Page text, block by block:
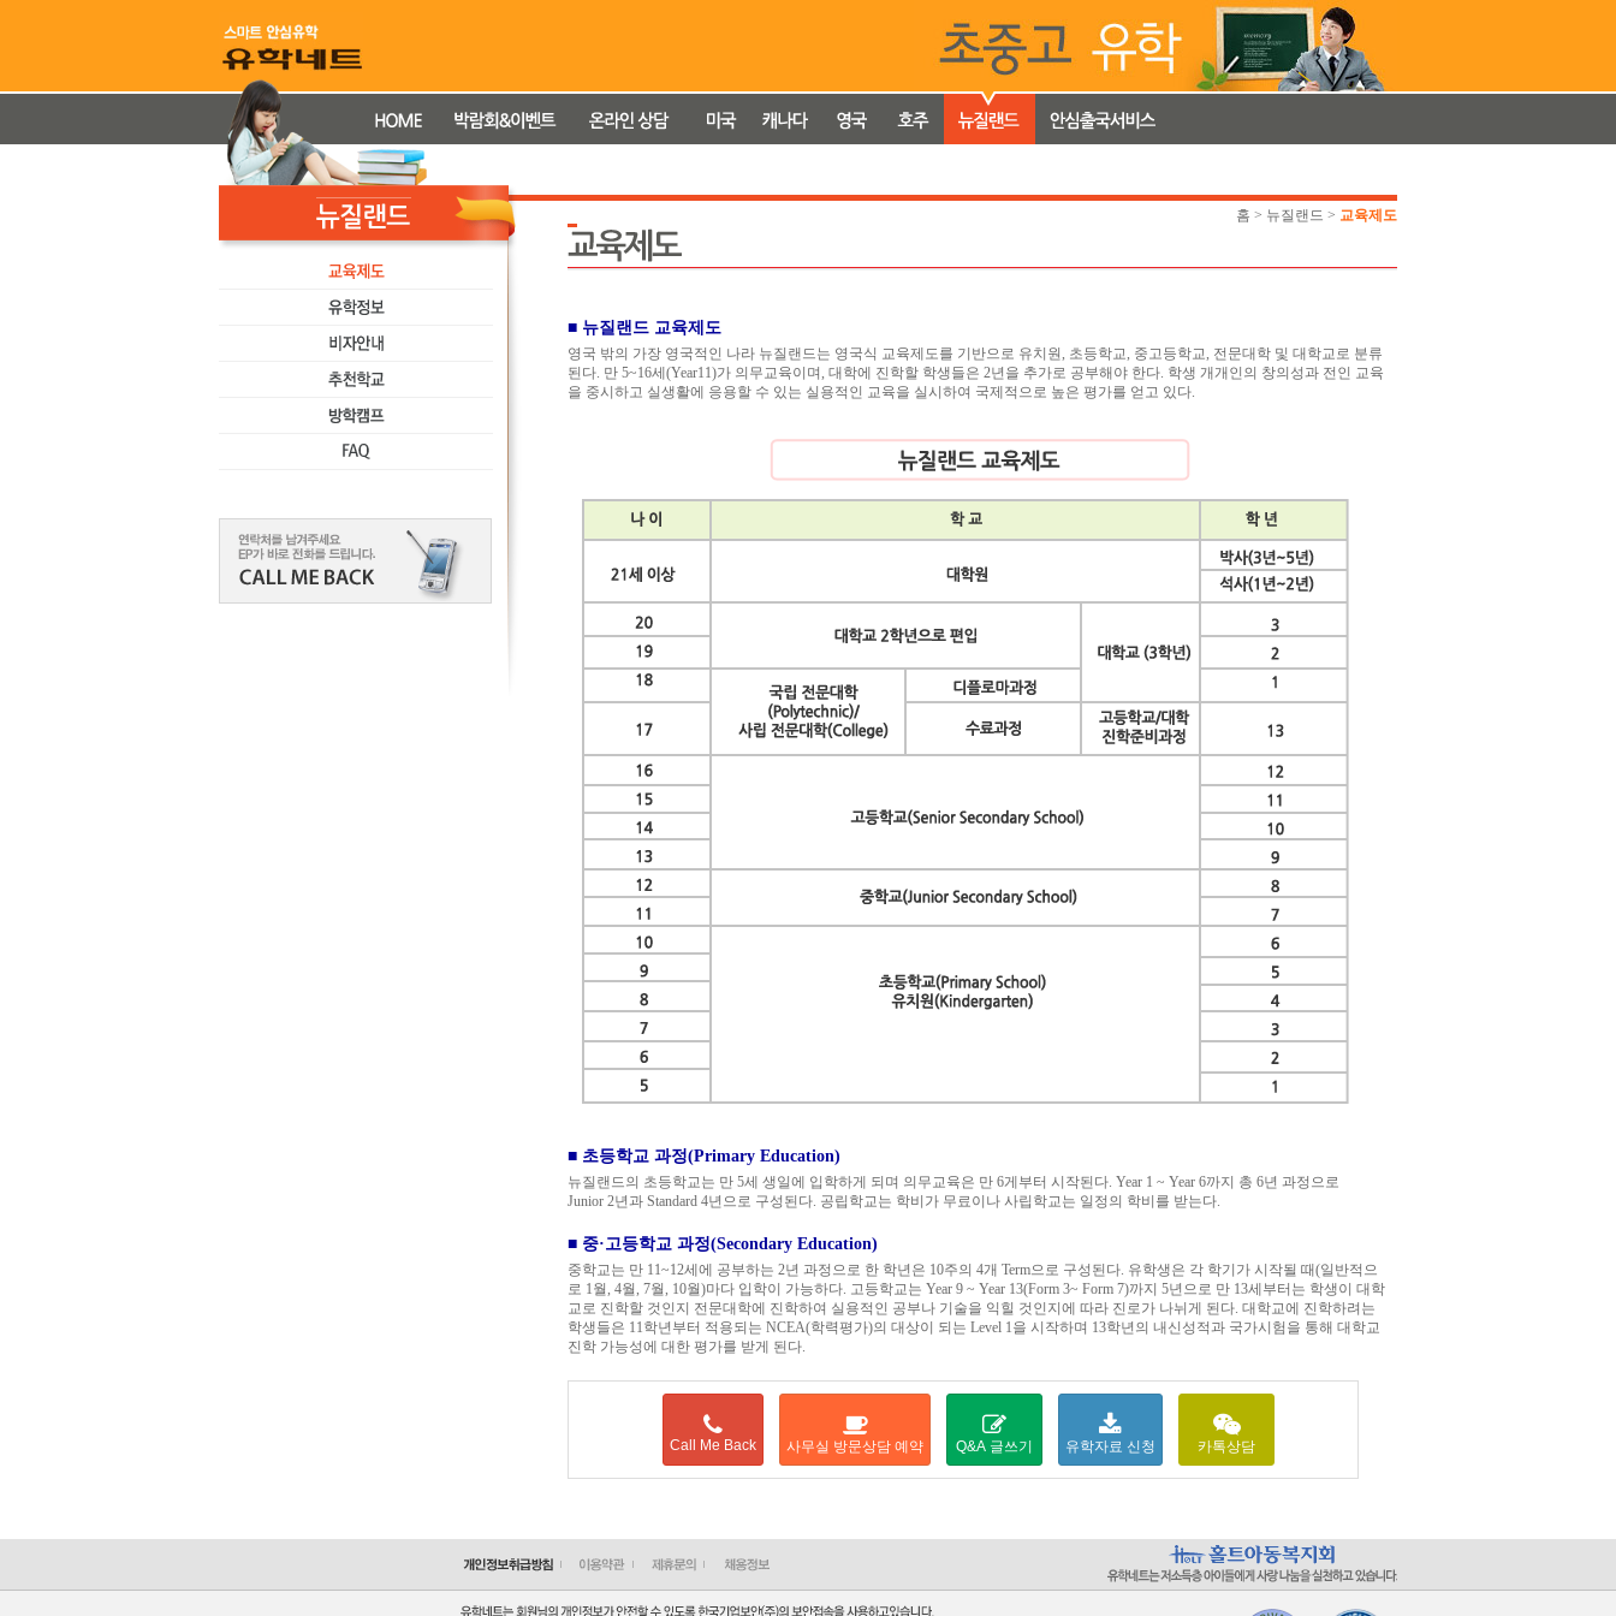
홈 > 뉴질랜드 > 교육제도
■ 뉴질랜드 교육제도
영국 밖의 가장 영국적인 나라 뉴질랜드는 영국식 교육제도를 기반으로 유치원, 초등학교, 중고등학교, 전문대학 및 대학교로 분류
된다. 만 5~16세(Year11)가 의무교육이며, 대학에 진학할 학생들은 2년을 추가로 공부해야 한다. 학생 개개인의 창의성과 전인 교육
을 중시하고 실생활에 응용할 수 있는 실용적인 교육을 실시하여 국제적으로 높은 평가를 얻고 있다.
■ 초등학교 과정(Primary Education)
뉴질랜드의 초등학교는 만 5세 생일에 입학하게 되며 의무교육은 만 6게부터 시작된다. Year 1 ~ Year 6까지 총 6년 과정으로
Junior 2년과 Standard 4년으로 구성된다. 공립학교는 학비가 무료이나 사립학교는 일정의 학비를 받는다.
■ 중·고등학교 과정(Secondary Education)
중학교는 만 11~12세에 공부하는 2년 과정으로 한 학년은 10주의 4개 Term으로 구성된다. 유학생은 각 학기가 시작될 때(일반적으
로 1월, 4월, 7월, 10월)마다 입학이 가능하다. 고등학교는 Year 9 ~ Year 13(Form 3~ Form 7)까지 5년으로 만 13세부터는 학생이 대학
교로 진학할 것인지 전문대학에 진학하여 실용적인 공부나 기술을 익힐 것인지에 따라 진로가 나뉘게 된다. 대학교에 진학하려는
학생들은 11학년부터 적용되는 NCEA(학력평가)의 대상이 되는 Level 1을 시작하며 13학년의 내신성적과 국가시험을 통해 대학교
진학 가능성에 대한 평가를 받게 된다.
Call Me Back 사무실 방문상담 예약 Q&A 글쓰기 유학자료 신청 카톡상담